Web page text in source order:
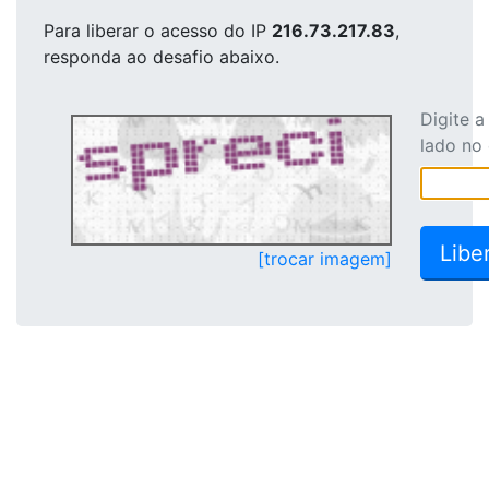
Para liberar o acesso do IP 216.73.217.83,
responda ao desafio abaixo.
[trocar imagem]
Digite
lado no